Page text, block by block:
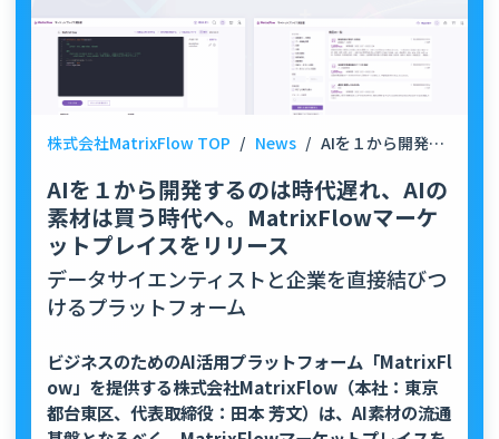
株式会社MatrixFlow TOP / News / AIを１から開発するのは時代遅れ、AIの素材は買う時代へ。MatrixFlowマーケットプレイスをリリース
AIを１から開発するのは時代遅れ、AIの
素材は買う時代へ。MatrixFlowマーケ
ットプレイスをリリース
データサイエンティストと企業を直接結びつ
けるプラットフォーム
ビジネスのためのAI活用プラットフォーム「MatrixFl
ow」を提供する株式会社MatrixFlow（本社：東京
都台東区、代表取締役：田本 芳文）は、AI素材の流通